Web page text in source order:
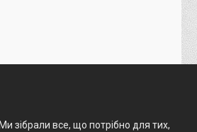
зібрали все, що потрібно для тих,